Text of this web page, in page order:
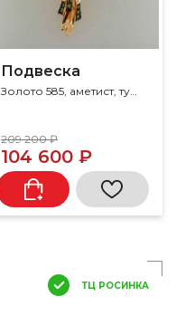
Подвеска
209 200 ₽
104 600 ₽
ТЦ РОСИНКА